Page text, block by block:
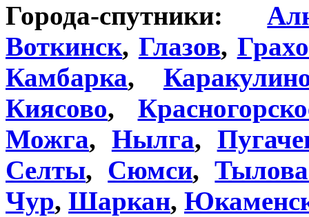
Города-спутники:
Воткинск, Глазов,
Камбарка,
Киясово,
Можга, Нылга,
Селты, Сюмси,
Чур, Шаркан,